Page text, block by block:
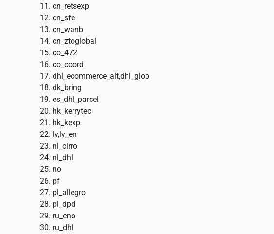
cn_retsexp
cn_sfe
cn_wanb
cn_ztoglobal
co_472
co_coord
dhl_ecommerce_alt,dhl_glob
dk_bring
es_dhl_parcel
hk_kerrytec
hk_kexp
lv,lv_en
nl_cirro
nl_dhl
no
pf
pl_allegro
pl_dpd
ru_cno
ru_dhl